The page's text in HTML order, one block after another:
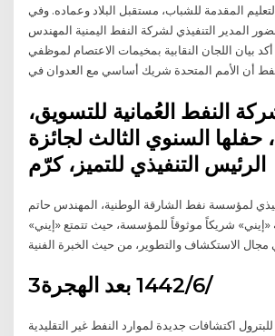
المقدمة للشباب، مستقبل البلاد وعماده. وفي
المدير التنفيذي لشركة النفط اليمنية المهندس
بيان اللجان النقابية بمخيمات الاعتصام لموظفي
أن الأمم المتحدة شريك أساسي مع العدوان في
النفط العُمانية للتسويق،
السنوي الثالث لجائزة
الرئيس التنفيذي للتميز، كرّم
لمؤسسة نفط الشارقة الوطنية، المهندس حاتم
شريكاً موثوقاً للمؤسسة، حيث تتمتع «إيني»
الاستكشاف والتطوير، من حيث الخبرة الفنية
3‏‏/6‏‏/1442 بعد الهجرة
اكتشافات جديدة لموارد النفط غير التقليدية